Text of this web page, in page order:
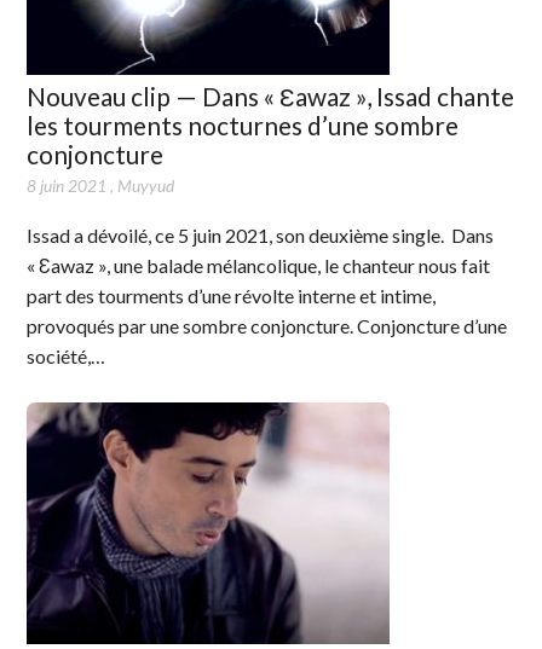
Nouveau clip — Dans « Ɛawaz », Issad chante
les tourments nocturnes d’une sombre
conjoncture
8 juin 2021 , Muyyud
Issad a dévoilé, ce 5 juin 2021, son deuxième single. Dans
« Ɛawaz », une balade mélancolique, le chanteur nous fait
part des tourments d’une révolte interne et intime,
provoqués par une sombre conjoncture. Conjoncture d’une
société,…